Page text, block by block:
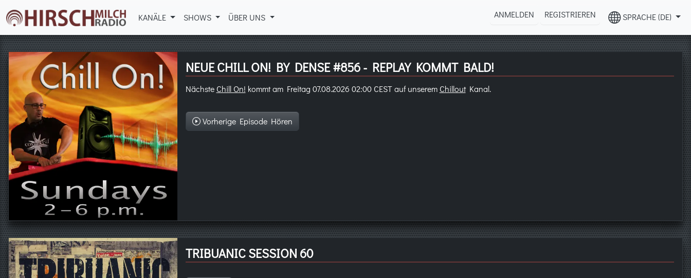
KANÄLE SHOWS ÜBER UNS ANMELDEN REGISTRIEREN SPRACHE (DE)
NEUE CHILL ON! BY DENSE #856 - REPLAY KOMMT BALD!
Nächste Chill On! kommt am Freitag 07.08.2026 02:00 CEST auf unserem ChilloutKanal.
Vorherige Episode Hören
TRIBUANIC SESSION 60